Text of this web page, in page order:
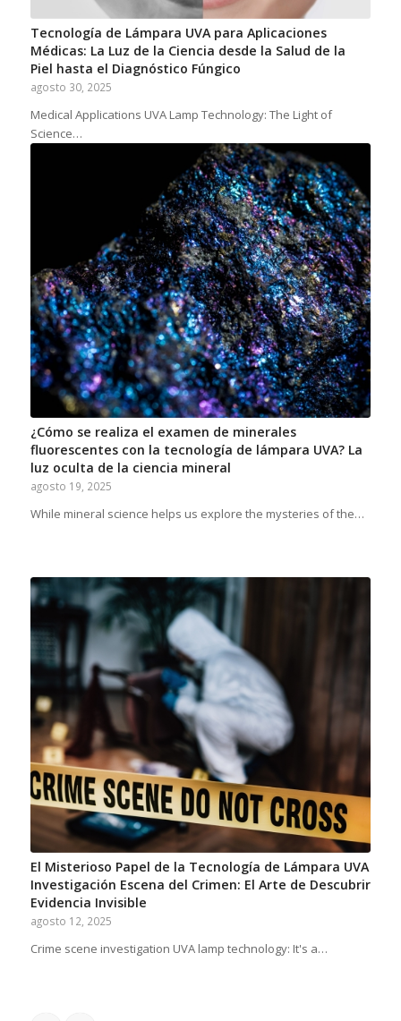
Tecnología de Lámpara UVA para Aplicaciones
Médicas: La Luz de la Ciencia desde la Salud de la
Piel hasta el Diagnóstico Fúngico
agosto 30, 2025
Medical Applications UVA Lamp Technology: The Light of
Science…
¿Cómo se realiza el examen de minerales
fluorescentes con la tecnología de lámpara UVA? La
luz oculta de la ciencia mineral
agosto 19, 2025
While mineral science helps us explore the mysteries of the…
El Misterioso Papel de la Tecnología de Lámpara UVA
Investigación Escena del Crimen: El Arte de Descubrir
Evidencia Invisible
agosto 12, 2025
Crime scene investigation UVA lamp technology: It's a…